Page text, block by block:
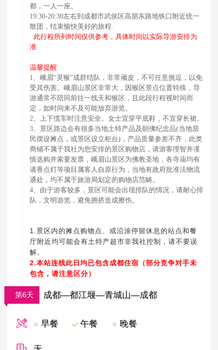
都，一人一座。
19:30-20:30左右到成都市武侯区高朋东路地铁口附近统一
散团，结束愉快美好的旅程.
此行程所列时间仅供参考，具体时间以实际导游安排为
准
温馨提醒
1、峨眉“灵猴”成群结队，非常顽皮，不可任意挑逗，以免
受其伤害。峨眉山景区非常大，因猴区景点位置特殊，导
游通常不陪同前往一线天和猴区，且此段行程视时间而
定，如时间来不及可能放弃游览。
2、上下缆车时注意安全。女士宜穿平底鞋，不宜穿长裙。
3、景区路边会有很多当地土特产品及朝佛纪念品(当地居
民摆设摊点，或景区设立柜台)，产品质量参差不齐，此类
商铺不属于我社为您安排的景区购物店，请游客理智并谨
慎选购并索要发票，峨眉山景区为佛教圣地，各寺庙均有
请香点灯等项目属客人自原行为，当地有政府批准法物流
通处，均不属于旅游局划定的购物店范畴。
4、由于游客较多，景区可能会出现排队的情况，请耐心排
队，文明游览，避免拥挤造成擦伤。
1.景区内的摊点购物点、或沿涂停留休息的站点和餐
厅附近均可能会有土特产超市非我社控制，请不要误
解。
2.本站连线此日均已包含成都住宿（部分竞争对手未
包含，请注意区分）
第6天 成都—都江堰—青城山—成都
早餐 午餐 晚餐